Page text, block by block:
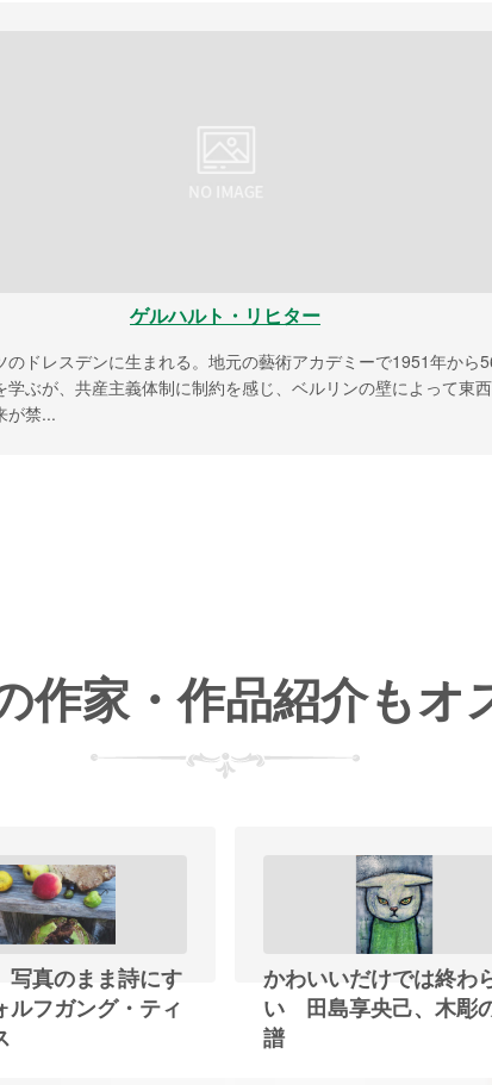
ゲルハルト・リヒター
のドレスデンに生まれる。地元の藝術アカデミーで1951年から
学ぶが、共産主義体制に制約を感じ、ベルリンの壁によって東
が禁...
作家・作品紹介もオ
写真のまま詩にす
フガング・ティ
かわいいだけでは終わ
い 田島享央己、木彫
譜